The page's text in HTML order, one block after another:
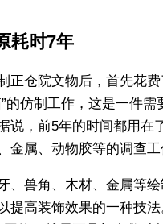
耗时7年
正仓院文物后，首先花费
的仿制工作，这是一件需
说，前5年的时间都用在
金属、动物胶等的调查工
、兽角、木材、金属等
提高装饰效果的一种技